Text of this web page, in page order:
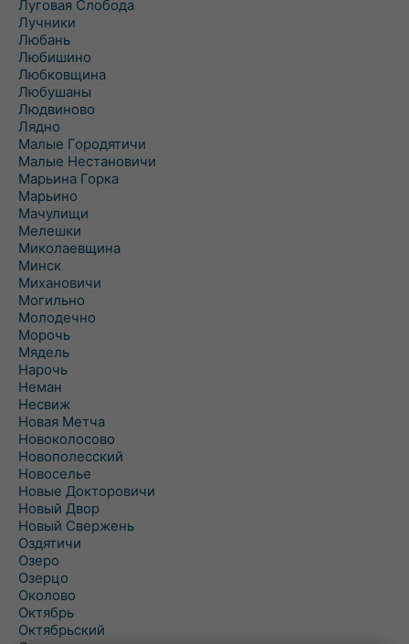
Луговая Слобода
Лучники
Любань
Любишино
Любковщина
Любушаны
Людвиново
Лядно
Малые Городятичи
Малые Нестановичи
Марьина Горка
Марьино
Мачулищи
Мелешки
Миколаевщина
Минск
Михановичи
Могильно
Молодечно
Морочь
Мядель
Нарочь
Неман
Несвиж
Новая Метча
Новоколосово
Новополесский
Новоселье
Новые Докторовичи
Новый Двор
Новый Свержень
Оздятичи
Озеро
Озерцо
Околово
Октябрь
Октябрьский